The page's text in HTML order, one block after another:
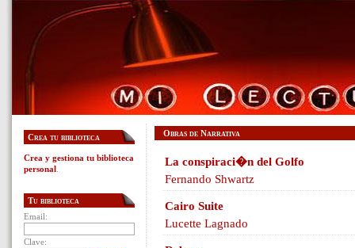
Obras de Narrativa
La conspiraci�n del Golfo
Fernando Shwartz
Cairo Suite
Lucette Lagnado
Crea tu biblioteca
Crea y gestiona tu biblioteca
personal
Tu biblioteca
Email:
Clave: